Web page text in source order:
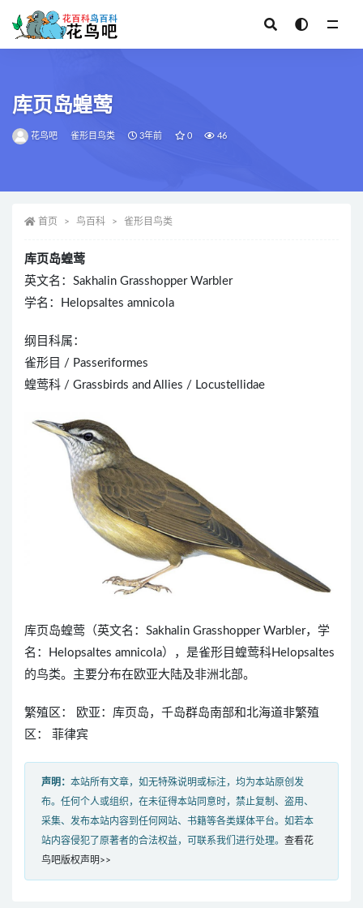
库页岛蝗莺
花鸟吧 雀形目鸟类 3年前 0 46
首页 鸟百科 雀形目鸟类
库页岛蝗莺
英文名：Sakhalin Grasshopper Warbler
学名：Helopsaltes amnicola
纲目科属：
雀形目 / Passeriformes
蝗莺科 / Grassbirds and Allies / Locustellidae
库页岛蝗莺（英文名：Sakhalin Grasshopper Warbler，学
名：Helopsaltes amnicola），是雀形目蝗莺科Helopsaltes
的鸟类。主要分布在欧亚大陆及非洲北部。
繁殖区： 欧亚：库页岛，千岛群岛南部和北海道非繁殖
区： 菲律宾
声明： 本站所有文章，如无特殊说明或标注，均为本站原创发
布。任何个人或组织，在未征得本站同意时，禁止复制、盗用、
采集、发布本站内容到任何网站、书籍等各类媒体平台。如若本
站内容侵犯了原著者的合法权益，可联系我们进行处理。 查看花
鸟吧版权声明>>